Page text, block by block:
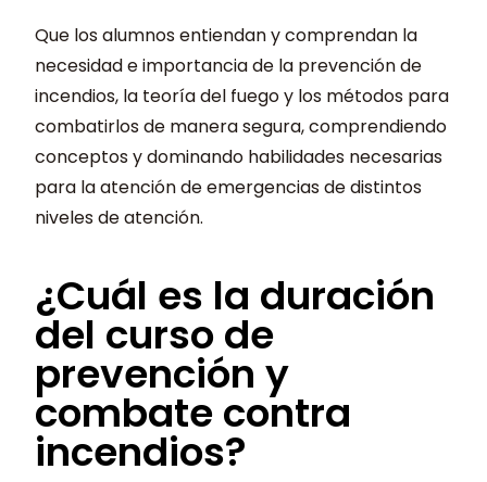
Que los alumnos entiendan y comprendan la
necesidad e importancia de la prevención de
incendios, la teoría del fuego y los métodos para
combatirlos de manera segura, comprendiendo
conceptos y dominando habilidades necesarias
para la atención de emergencias de distintos
niveles de atención.
¿Cuál es la duración
del curso de
prevención y
combate contra
incendios?